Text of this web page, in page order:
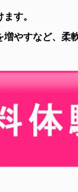
す。
やすなど、柔